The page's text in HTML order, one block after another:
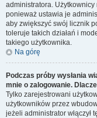
administratora.
ponieważ ustawia je
aby zwiększyć swój licznik
toleruje takich działań i
takiego użytkownika.
Na górę
Podczas próby wysłania
mnie o zalogowanie.
Tylko zarejestrowani
użytkowników przez
jeżeli administrator włączył